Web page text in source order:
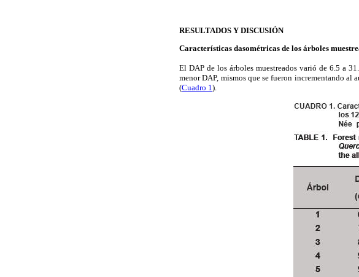
RESULTADOS Y DISCUSIÓN
Características dasométricas de los árboles
El DAP de los árboles muestreados varió de 6.5 a
menor DAP, mismos que se fueron incrementando al
(Cuadro 1).